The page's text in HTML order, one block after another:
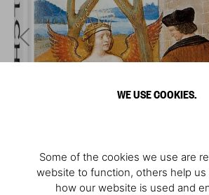
WE USE COOKIES.
Some of the cookies we use are
website to function, others help
how our website is used and